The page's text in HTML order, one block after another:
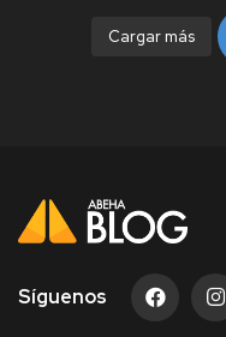
Cargar más
Síguenos